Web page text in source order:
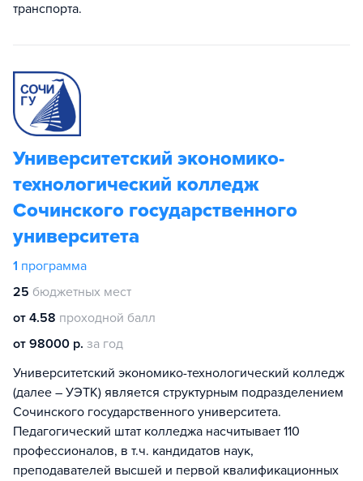
транспорта.
Университетский экономико-
технологический колледж
Сочинского государственного
университета
1 программа
25 бюджетных мест
от 4.58 проходной балл
от 98000 р. за год
Университетский экономико-технологический колледж
(далее – УЭТК) является структурным подразделением
Сочинского государственного университета.
Педагогический штат колледжа насчитывает 110
профессионалов, в т.ч. кандидатов наук,
преподавателей высшей и первой квалификационных